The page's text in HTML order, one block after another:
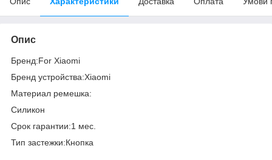
Опис
Бренд:For Xiaomi
Бренд устройства:Xiaomi
Материал ремешка:
Силикон
Срок гарантии:1 мес.
Тип застежки:Кнопка